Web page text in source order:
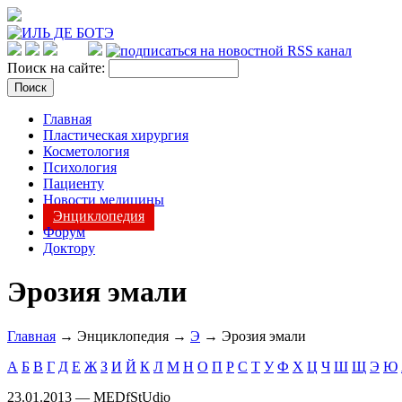
Поиск на сайте:
Главная
Пластическая хирургия
Косметология
Психология
Пациенту
Новости медицины
Энциклопедия
Форум
Доктору
Эрозия эмали
Главная → Энциклопедия → Э → Эрозия эмали
А Б В Г Д Е Ж З И Й К Л М Н О П Р С Т У Ф Х Ц Ч Ш Щ Э Ю
23.01.2013 — MEDfStUdio